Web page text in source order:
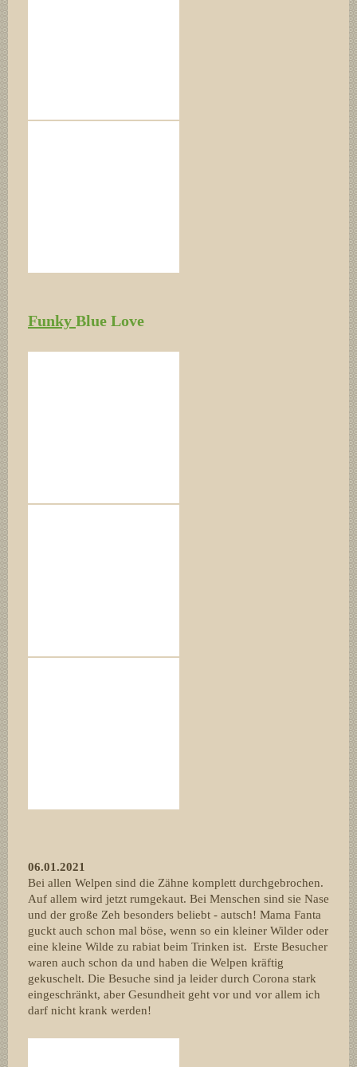
Funky Blue Love
06.01.2021
Bei allen Welpen sind die Zähne komplett durchgebrochen.
Auf allem wird jetzt rumgekaut. Bei Menschen sind sie Nase
und der große Zeh besonders beliebt - autsch! Mama Fanta
guckt auch schon mal böse, wenn so ein kleiner Wilder oder
eine kleine Wilde zu rabiat beim Trinken ist. Erste Besucher
waren auch schon da und haben die Welpen kräftig
gekuschelt. Die Besuche sind ja leider durch Corona stark
eingeschränkt, aber Gesundheit geht vor und vor allem ich
darf nicht krank werden!